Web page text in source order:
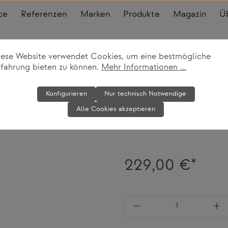
Referenzen Marken Produkte Magazin
Stuhl
229,00 €*
Produkt Anzahl:
Website verwendet Cookies, um eine bestmögliche
bieten zu können. Mehr Informationen ...
Nur technisch Notwendige
Konfigurieren
Alle Cookies akzeptieren